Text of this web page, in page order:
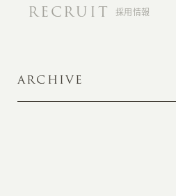
RECRUIT 採用情報
ARCHIVE